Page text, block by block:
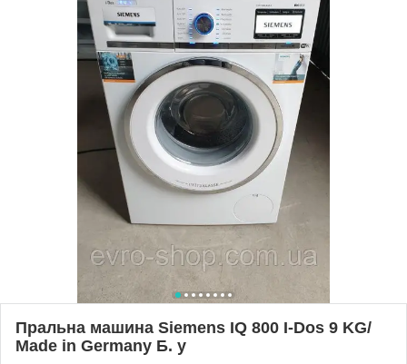
Пральна машина Siemens IQ 800 I-Dos 9 KG/
Made in Germany Б. у